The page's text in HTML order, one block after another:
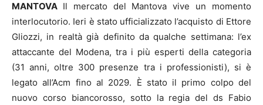
MANTOVA Il mercato del Mantova vive un momento
interlocutorio. Ieri è stato ufficializzato l’acquisto di Ettore
Gliozzi, in realtà già definito da qualche settimana: l’ex
attaccante del Modena, tra i più esperti della categoria
(31 anni, oltre 300 presenze tra i professionisti), si è
legato all’Acm fino al 2029. È stato il primo colpo del
nuovo corso biancorosso, sotto la regia del ds Fabio